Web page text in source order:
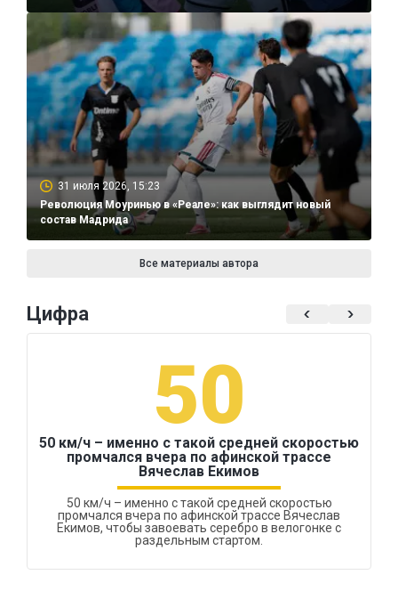
31 июля 2026, 15:23
Революция Моуринью в «Реале»: как выглядит новый
состав Мадрида
Все материалы автора
Цифра
50
50 км/ч – именно с такой средней скоростью
промчался вчера по афинской трассе
Вячеслав Екимов
50 км/ч – именно с такой средней скоростью
промчался вчера по афинской трассе Вячеслав
Екимов, чтобы завоевать серебро в велогонке с
раздельным стартом.